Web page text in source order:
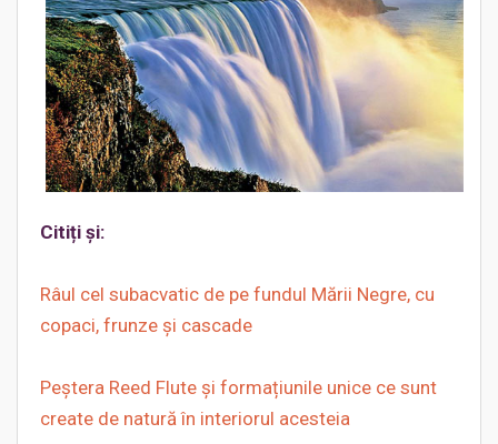
Citiți și:
Râul cel subacvatic de pe fundul Mării Negre, cu
copaci, frunze şi cascade
Peștera Reed Flute și formațiunile unice ce sunt
create de natură în interiorul acesteia